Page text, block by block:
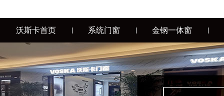
沃斯卡首页 系统门窗 金钢一体窗